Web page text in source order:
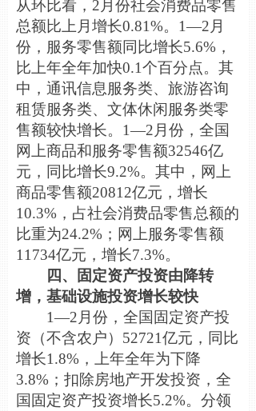
从环比看，2月份社会消费品零售
总额比上月增长0.81%。1—2月
份，服务零售额同比增长5.6%，
比上年全年加快0.1个百分点。其
中，通讯信息服务类、旅游咨询
租赁服务类、文体休闲服务类零
售额较快增长。1—2月份，全国
网上商品和服务零售额32546亿
元，同比增长9.2%。其中，网上
商品零售额20812亿元，增长
10.3%，占社会消费品零售总额的
比重为24.2%；网上服务零售额
11734亿元，增长7.3%。
四、固定资产投资由降转
增，基础设施投资增长较快
1—2月份，全国固定资产投
资（不含农户）52721亿元，同比
增长1.8%，上年全年为下降
3.8%；扣除房地产开发投资，全
国固定资产投资增长5.2%。分领